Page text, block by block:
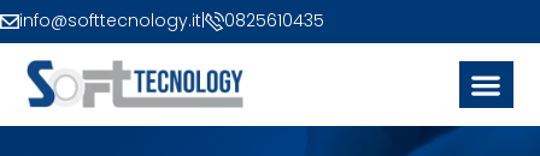
info@softtecnology.it 0825610435